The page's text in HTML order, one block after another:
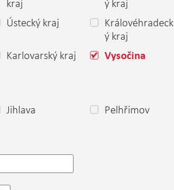
kraj
ý kraj
Ústecký kraj
Královéhradeck
ý kraj
Karlovarský kraj Vysočina
Jihlava Pelhřimov